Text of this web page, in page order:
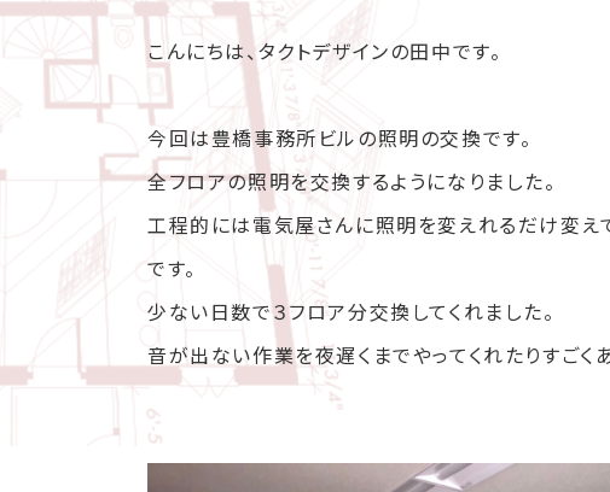
こんにちは、タクトデザインの田中です。
今回は豊橋事務所ビルの照明の交換です。
全フロアの照明を交換するようになりました。
工程的には電気屋さんに照明を変えれるだけ変え
です。
少ない日数で３フロア分交換してくれました。
音が出ない作業を夜遅くまでやってくれたりすごく